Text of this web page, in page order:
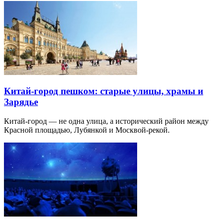
Китай-город пешком: старые улицы, храмы и
Зарядье
Китай-город — не одна улица, а исторический район между
Красной площадью, Лубянкой и Москвой-рекой.